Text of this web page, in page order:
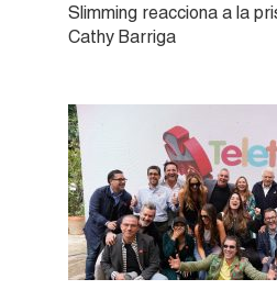
Slimming reacciona a la
Cathy Barriga